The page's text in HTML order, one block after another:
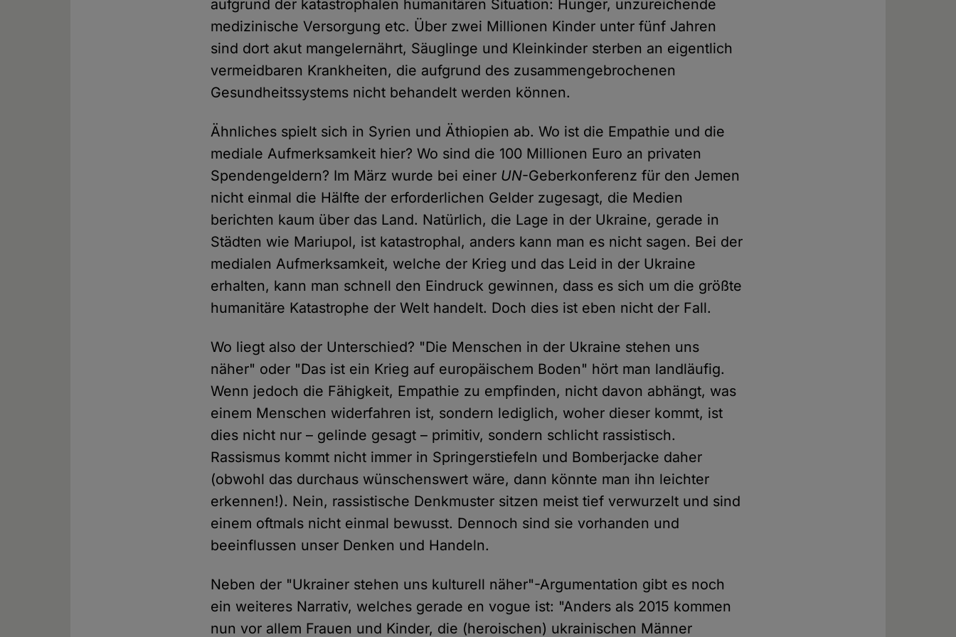
aufgrund der katastrophalen humanitären Situation: Hunger, unzureichende
medizinische Versorgung etc. Über zwei Millionen Kinder unter fünf Jahren
sind dort akut mangelernährt, Säuglinge und Kleinkinder sterben an eigentlich
vermeidbaren Krankheiten, die aufgrund des zusammengebrochenen
Gesundheitssystems nicht behandelt werden können.
Ähnliches spielt sich in Syrien und Äthiopien ab. Wo ist die Empathie und die
mediale Aufmerksamkeit hier? Wo sind die 100 Millionen Euro an privaten
Spendengeldern? Im März wurde bei einer UN-Geberkonferenz für den Jemen
nicht einmal die Hälfte der erforderlichen Gelder zugesagt, die Medien
berichten kaum über das Land. Natürlich, die Lage in der Ukraine, gerade in
Städten wie Mariupol, ist katastrophal, anders kann man es nicht sagen. Bei der
medialen Aufmerksamkeit, welche der Krieg und das Leid in der Ukraine
erhalten, kann man schnell den Eindruck gewinnen, dass es sich um die größte
humanitäre Katastrophe der Welt handelt. Doch dies ist eben nicht der Fall.
Wo liegt also der Unterschied? "Die Menschen in der Ukraine stehen uns
näher" oder "Das ist ein Krieg auf europäischem Boden" hört man landläufig.
Wenn jedoch die Fähigkeit, Empathie zu empfinden, nicht davon abhängt, was
einem Menschen widerfahren ist, sondern lediglich, woher dieser kommt, ist
dies nicht nur – gelinde gesagt – primitiv, sondern schlicht rassistisch.
Rassismus kommt nicht immer in Springerstiefeln und Bomberjacke daher
(obwohl das durchaus wünschenswert wäre, dann könnte man ihn leichter
erkennen!). Nein, rassistische Denkmuster sitzen meist tief verwurzelt und sind
einem oftmals nicht einmal bewusst. Dennoch sind sie vorhanden und
beeinflussen unser Denken und Handeln.
Neben der "Ukrainer stehen uns kulturell näher"-Argumentation gibt es noch
ein weiteres Narrativ, welches gerade en vogue ist: "Anders als 2015 kommen
nun vor allem Frauen und Kinder, die (heroischen) ukrainischen Männer